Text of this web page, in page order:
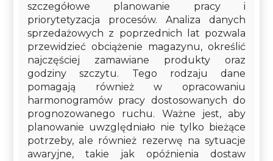
szczegółowe planowanie pracy i
priorytetyzacja procesów. Analiza danych
sprzedażowych z poprzednich lat pozwala
przewidzieć obciążenie magazynu, określić
najczęściej zamawiane produkty oraz
godziny szczytu. Tego rodzaju dane
pomagają również w opracowaniu
harmonogramów pracy dostosowanych do
prognozowanego ruchu. Ważne jest, aby
planowanie uwzględniało nie tylko bieżące
potrzeby, ale również rezerwę na sytuacje
awaryjne, takie jak opóźnienia dostaw